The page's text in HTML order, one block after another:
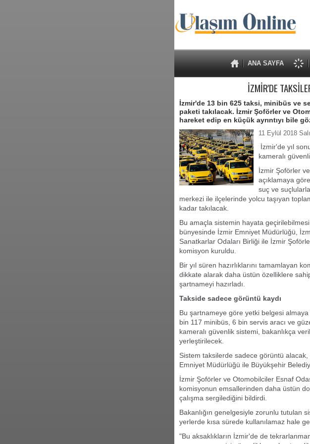
ANA SAYFA
İZMİR'DE
İzmir'de 13 bin 625 taksi, minibüs ve
paketi takılacak. İzmir Şoförler ve
hareket edip en küçük ayrıntıyı bile
11 Eylül 2018
İzmir'de yıl
kameralı
İzmir Şoförler
açıklamaya
suç ve
merkezi ile ilçelerinde yolcu taşıyan
kadar takılacak.
Bu amaçla sistemin hayata
bünyesinde İzmir Emniyet Müdürlüğü,
Sanatkarlar Odaları Birliği ile İzmir
komisyon kuruldu.
Bir yıl süren hazırlıklarını tamamlayan
dikkate alarak daha üstün özelliklere
şartnameyi hazırladı.
Takside sadece görüntü kaydı
Bu şartnameye göre yetki belgesi
bin 117 minibüs, 6 bin servis aracı ve
kameralı güvenlik sistemi, bakanlıkça
yerleştirilecek.
Sistem taksilerde sadece görüntü
Emniyet Müdürlüğü ile Büyükşehir
İzmir Şoförler ve Otomobilciler Esnaf
komisyonun emsallerinden daha üstün
çalışma sergilediğini bildirdi.
Bakanlığın genelgesiyle zorunlu tutulan
yerlerde kısa sürede kullanılamaz hale
"Bu aksaklıkların İzmir'de de